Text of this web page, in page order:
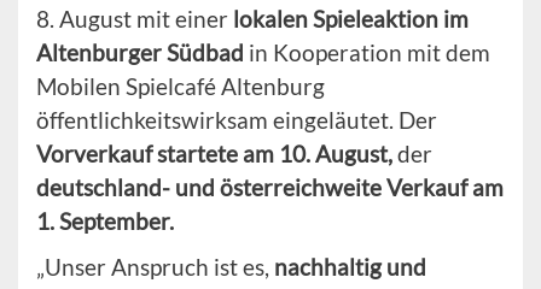
8. August mit einer lokalen Spieleaktion im
Altenburger Südbad in Kooperation mit dem
Mobilen Spielcafé Altenburg
öffentlichkeitswirksam eingeläutet. Der
Vorverkauf startete am 10. August,der
deutschland- und österreichweite Verkauf am
1. September.
„Unser Anspruch ist es, nachhaltig und